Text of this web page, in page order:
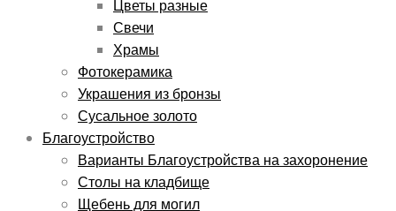
Цветы разные
Свечи
Храмы
Фотокерамика
Украшения из бронзы
Сусальное золото
Благоустройство
Варианты Благоустройства на захоронение
Столы на кладбище
Щебень для могил